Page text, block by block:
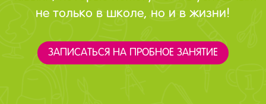
не только в школе, но и в жизни!
ЗАПИСАТЬСЯ НА ПРОБНОЕ ЗАНЯТИЕ